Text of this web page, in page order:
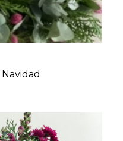
Navidad